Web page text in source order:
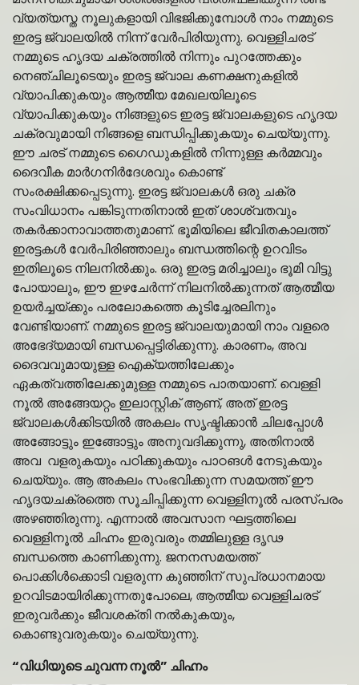
വ്യത്യസ്ത നൂലുകളായി വിഭജിക്കുമ്പോൾ നാം നമ്മുടെ
ഇരട്ട ജ്വാലയിൽ നിന്ന് വേർപിരിയുന്നു. വെള്ളിചരട്
നമ്മുടെ ഹൃദയ ചക്രത്തിൽ നിന്നും പുറത്തേക്കും
നെഞ്ചിലൂടെയും ഇരട്ട ജ്വാല കണക്ഷനുകളിൽ
വ്യാപിക്കുകയും ആത്മീയ മേഖലയിലൂടെ
വ്യാപിക്കുകയും നിങ്ങളുടെ ഇരട്ട ജ്വാലകളുടെ ഹൃദയ
ചക്രവുമായി നിങ്ങളെ ബന്ധിപ്പിക്കുകയും ചെയ്യുന്നു.
ഈ ചരട് നമ്മുടെ ഗൈഡുകളിൽ നിന്നുള്ള കർമ്മവും
ദൈവീക മാർഗനിർദേശവും കൊണ്ട്
സംരക്ഷിക്കപ്പെടുന്നു. ഇരട്ട ജ്വാലകൾ ഒരു ചക്ര
സംവിധാനം പങ്കിടുന്നതിനാൽ ഇത് ശാശ്വതവും
തകർക്കാനാവാത്തതുമാണ്. ഭൂമിയിലെ ജീവിതകാലത്ത്
ഇരട്ടകൾ വേർപിരിഞ്ഞാലും ബന്ധത്തിന്റെ ഉറവിടം
ഇതിലൂടെ നിലനിൽക്കും. ഒരു ഇരട്ട മരിച്ചാലും ഭൂമി വിട്ടു
പോയാലും, ഈ ഇഴചേർന്ന് നിലനിൽക്കുന്നത് ആത്മീയ
ഉയർച്ചയ്ക്കും പരലോകത്തെ കൂടിച്ചേരലിനും
വേണ്ടിയാണ്. നമ്മുടെ ഇരട്ട ജ്വാലയുമായി നാം വളരെ
അഭേദ്യമായി ബന്ധപ്പെട്ടിരിക്കുന്നു. കാരണം, അവ
ദൈവവുമായുള്ള ഐക്യത്തിലേക്കും
ഏകത്വത്തിലേക്കുമുള്ള നമ്മുടെ പാതയാണ്. വെള്ളി
നൂൽ അങ്ങേയറ്റം ഇലാസ്റ്റിക് ആണ്, അത് ഇരട്ട
ജ്വാലകൾക്കിടയിൽ അകലം സൃഷ്ടിക്കാൻ ചിലപ്പോൾ
അങ്ങോട്ടും ഇങ്ങോട്ടും അനുവദിക്കുന്നു, അതിനാൽ
അവ വളരുകയും പഠിക്കുകയും പാഠങൾ നേടുകയും
ചെയ്യും. ആ അകലം സംഭവിക്കുന്ന സമയത്ത് ഈ
ഹൃദയചക്രത്തെ സൂചിപ്പിക്കുന്ന വെള്ളിനൂൽ പരസ്പരം
അഴഞ്ഞിരുന്നു. എന്നാൽ അവസാന ഘട്ടത്തിലെ
വെള്ളിനൂൽ ചിഹ്നം ഇരുവരും തമ്മിലുള്ള ദൃഢ
ബന്ധത്തെ കാണിക്കുന്നു. ജനനസമയത്ത്
പൊക്കിൾക്കൊടി വളരുന്ന കുഞ്ഞിന് സുപ്രധാനമായ
ഉറവിടമായിരിക്കുന്നതുപോലെ, ആത്മീയ വെള്ളിചരട്
ഇരുവർക്കും ജീവശക്തി നൽകുകയും,
കൊണ്ടുവരുകയും ചെയ്യുന്നു.
“വിധിയുടെ ചുവന്ന നൂൽ” ചിഹ്നം